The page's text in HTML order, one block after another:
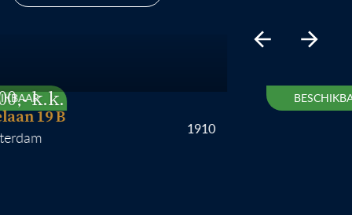
1910
19 B
BESCHIKBAAR